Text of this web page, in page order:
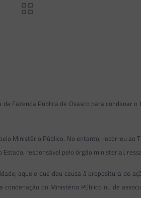
Fazenda Pública de Osasco para
Ministério Público. No entanto, recorreu ao
responsável pelo órgão ministerial,
aquele que deu causa à propositura de
do Ministério Público ou de